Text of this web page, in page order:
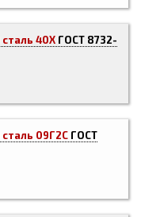
сталь 40Х ГОСТ 8732-
сталь 09Г2С ГОСТ